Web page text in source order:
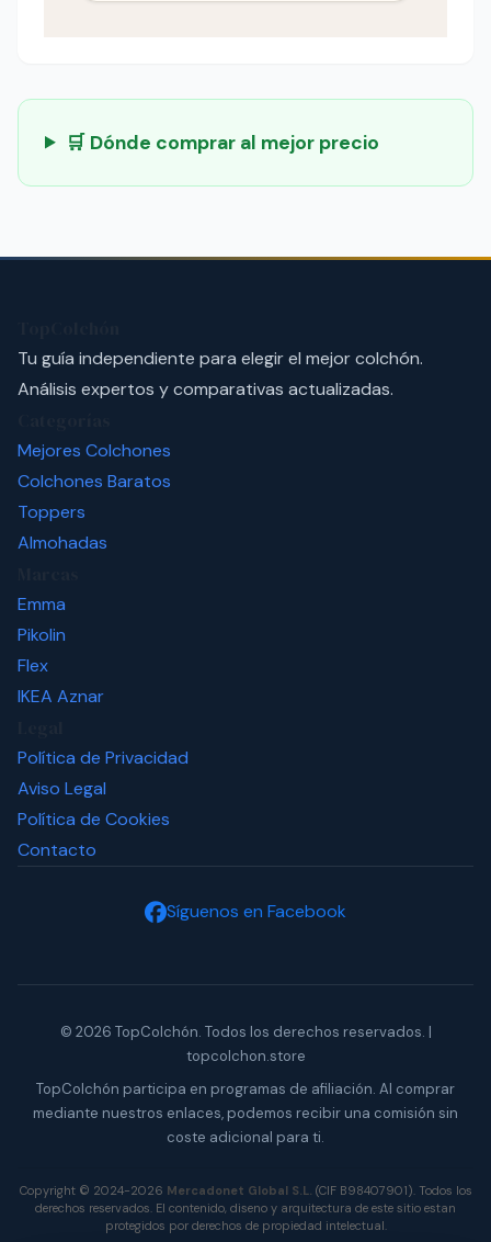
🛒 Dónde comprar al mejor precio
Tu guía independiente para elegir el mejor colchón.
Análisis expertos y comparativas actualizadas.
Mejores Colchones
Colchones Baratos
Toppers
Almohadas
Emma
Pikolin
Flex
IKEA Aznar
Política de Privacidad
Aviso Legal
Política de Cookies
Contacto
Síguenos en Facebook
© 2026 TopColchón. Todos los derechos reservados. |
topcolchon.store
TopColchón participa en programas de afiliación. Al comprar
mediante nuestros enlaces, podemos recibir una comisión sin
coste adicional para ti.
Copyright © 2024-2026 Mercadonet Global S.L.
(CIF B98407901). Todos los
derechos reservados. El contenido, diseno y arquitectura de este sitio estan
protegidos por derechos de propiedad intelectual.